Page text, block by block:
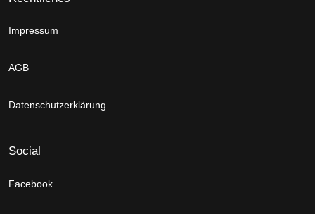
Impressum
AGB
Datenschutzerklärung
Social
Facebook